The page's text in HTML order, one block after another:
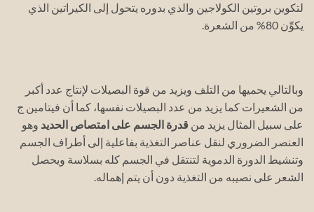
لتكوين بروتين الكولاجين والذي بدوره يتحول إلى الكيراتين الذي
يكوِّن 80% من الشعرة.
وبالتالي يحميها من التلف ويزيد من قوة البصيلات لإنتاج عدد أكبر
من الشعيرات كما يزيد من عدد البصيلات نفسها، كما أن فيتامين ج
على سبيل المثال يزيد من قدرة الجسم على امتصاص الحديد وهو
العنصر الضروري لنقل عناصر التغذية بفاعلية إلى أطراف الجسم
وتنشيط الدورة الدموية لتنتقل في الجسم كله بسلاسة ويحصل
الشعر على نصيبه من التغذية دون أن يتم إهماله.